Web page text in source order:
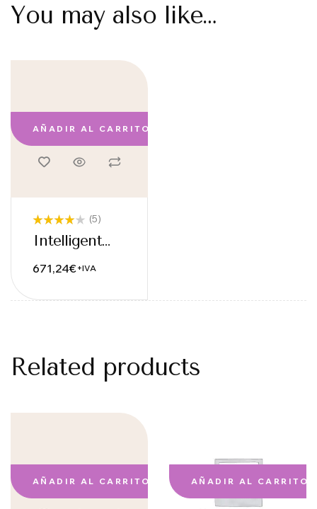
You may also like…
AÑADIR AL CARRITO
Valorado
con 4.00
(5)
Intelligent
671,24€+IVA
Related products
AÑADIR AL CARRITO AÑADIR AL CARRITO